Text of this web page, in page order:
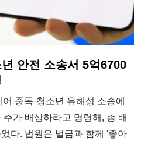
안전 소송서 5억6700
중독·청소년 유해성 소송에
가 배상하라고 명령해, 총 배
다. 법원은 벌금과 함께 '좋아